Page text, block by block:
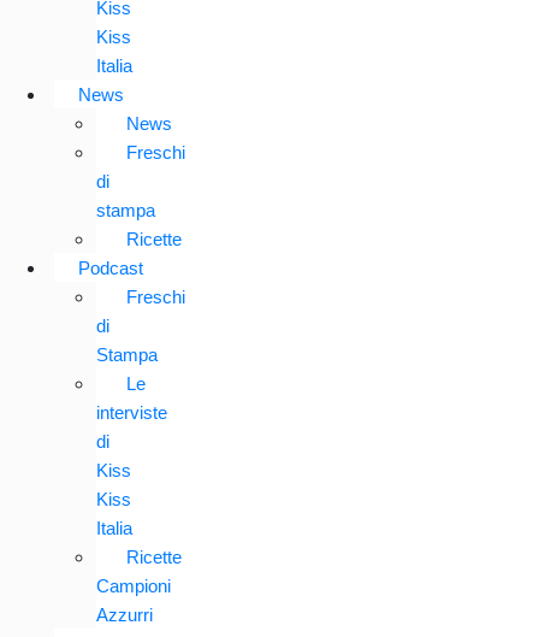
Kiss
Kiss
Italia
News
News
Freschi
di
stampa
Ricette
Podcast
Freschi
di
Stampa
Le
interviste
di
Kiss
Kiss
Italia
Ricette
Campioni
Azzurri